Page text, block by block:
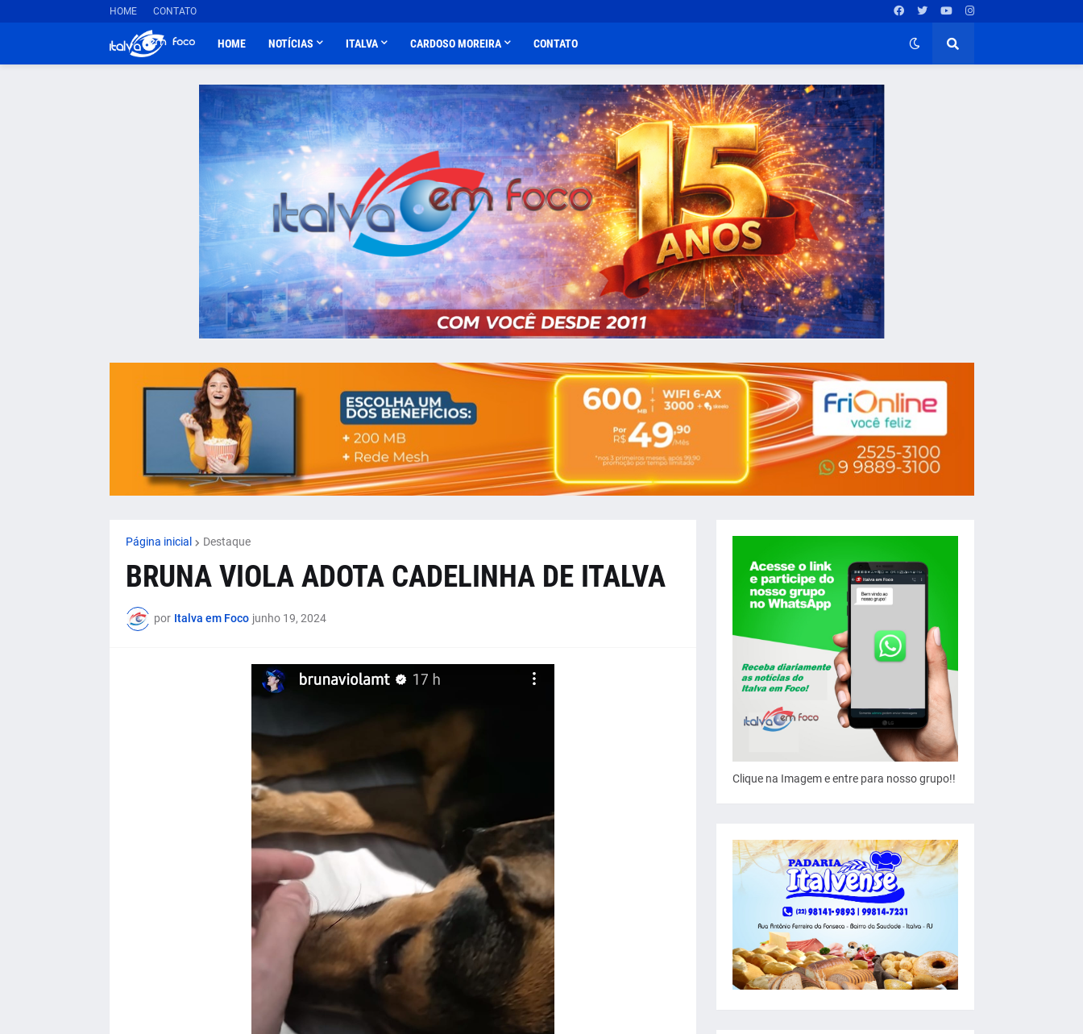
HOME CONTATO
HOME NOTÍCIAS ITALVA CARDOSO MOREIRA CONTATO
Página inicial Destaque
BRUNA VIOLA ADOTA CADELINHA DE ITALVA
por Italva em Foco junho 19, 2024
Clique na Imagem e entre para nosso grupo!!